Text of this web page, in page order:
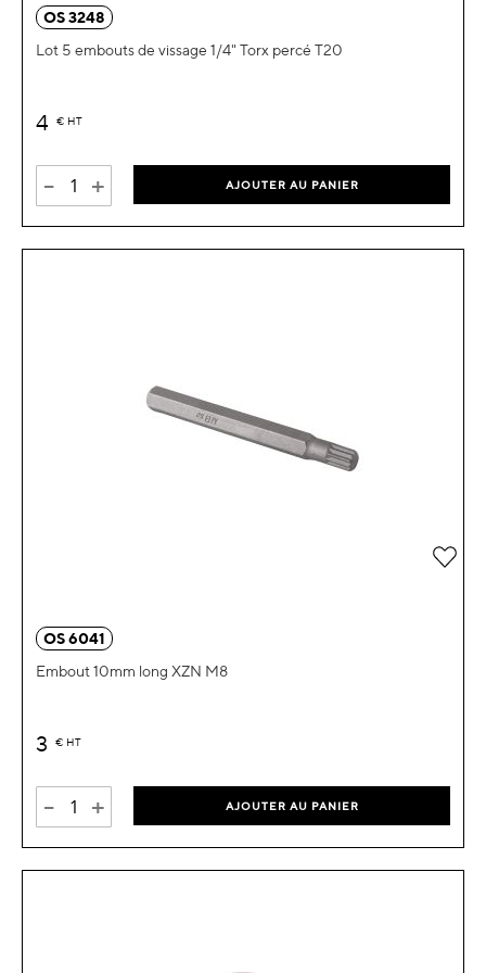
OS 3248
Lot 5 embouts de vissage 1/4" Torx percé T20
4 € HT
- + AJOUTER AU PANIER
OS 6041
Embout 10mm long XZN M8
3 € HT
- + AJOUTER AU PANIER